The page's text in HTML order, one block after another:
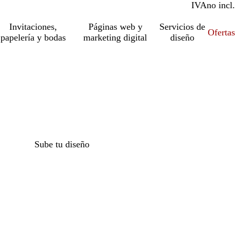
IVAincl.
no incl.
Invitaciones,
papelería y bodas
Páginas web y
marketing digital
Servicios de
diseño
Ofertas
Sube tu diseño